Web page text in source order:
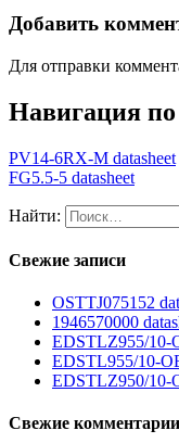
Добавить
Для отправки
Навигация
PV14-6RX-M datasheet
FG5.5-5 datasheet
Найти:
Свежие записи
OSTTJ075152
1946570000
EDSTLZ955/10-
EDSTL955/10-
EDSTLZ950/10-
Свежие комментарии